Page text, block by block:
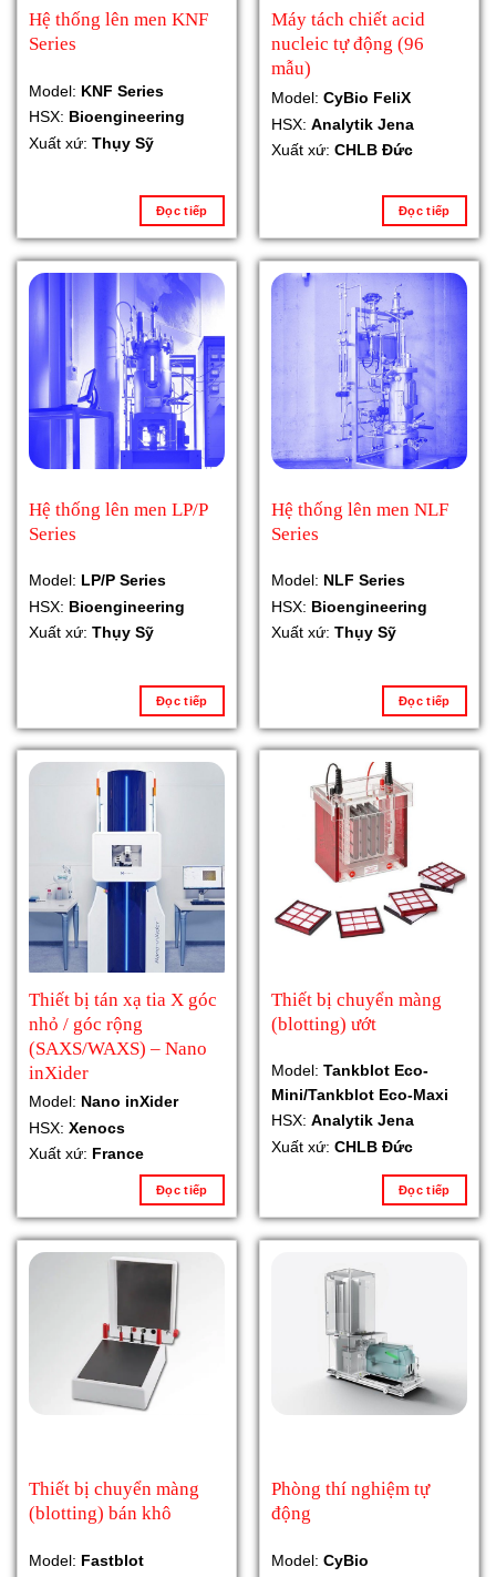
Hệ thống lên men KNF
Series
Model: KNF Series
HSX: Bioengineering
Xuất xứ: Thụy Sỹ
Đọc tiếp
Máy tách chiết acid
nucleic tự động (96
mẫu)
Model: CyBio FeliX
HSX: Analytik Jena
Xuất xứ: CHLB Đức
Đọc tiếp
Hệ thống lên men LP/P
Series
Model: LP/P Series
HSX: Bioengineering
Xuất xứ: Thụy Sỹ
Đọc tiếp
Hệ thống lên men NLF
Series
Model: NLF Series
HSX: Bioengineering
Xuất xứ: Thụy Sỹ
Đọc tiếp
Thiết bị tán xạ tia X góc
nhỏ / góc rộng
(SAXS/WAXS) – Nano
inXider
Model: Nano inXider
HSX: Xenocs
Xuất xứ: France
Đọc tiếp
Thiết bị chuyển màng
(blotting) ướt
Model: Tankblot Eco-
Mini/Tankblot Eco-Maxi
HSX: Analytik Jena
Xuất xứ: CHLB Đức
Đọc tiếp
Thiết bị chuyển màng
(blotting) bán khô
Model: Fastblot
Phòng thí nghiệm tự
động
Model: CyBio